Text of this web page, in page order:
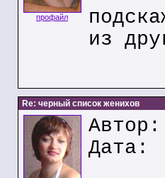
профайл
из
Re: черный список женихов
Автор:
Дата: